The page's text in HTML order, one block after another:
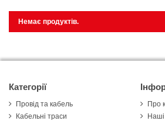
Немає продуктів.
Категорії
Провід та кабель
Кабельні траси
Про